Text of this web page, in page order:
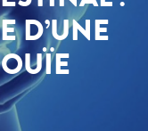
D’UNE